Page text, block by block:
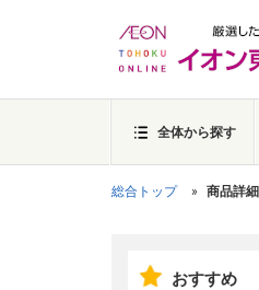
全体から探す
総合トップ 商品詳細
おすすめ